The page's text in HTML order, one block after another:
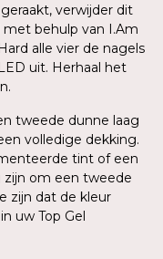
verwijder dit
behulp van I.Am
alle vier de nagels
uit. Herhaal het
tweede dunne laag
volledige dekking.
tint of een
zijn om een tweede
zijn dat de kleur
uw Top Gel